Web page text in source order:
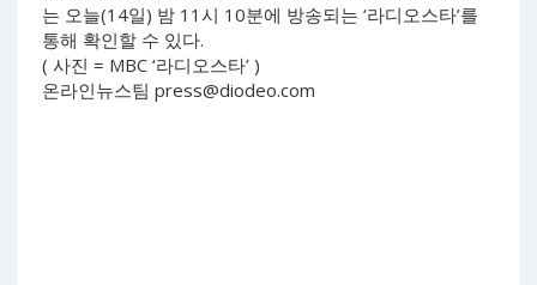
는 오늘(14일) 밤 11시 10분에 방송되는 ‘라디오스타’를
통해 확인할 수 있다.
( 사진 = MBC ‘라디오스타’ )
온라인뉴스팀 press@diodeo.com